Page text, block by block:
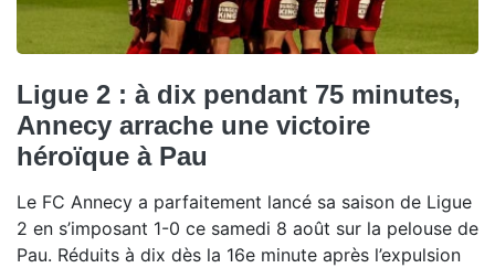
Ligue 2 : à dix pendant 75 minutes,
Annecy arrache une victoire
héroïque à Pau
Le FC Annecy a parfaitement lancé sa saison de Ligue
2 en s’imposant 1-0 ce samedi 8 août sur la pelouse de
Pau. Réduits à dix dès la 16e minute après l’expulsion